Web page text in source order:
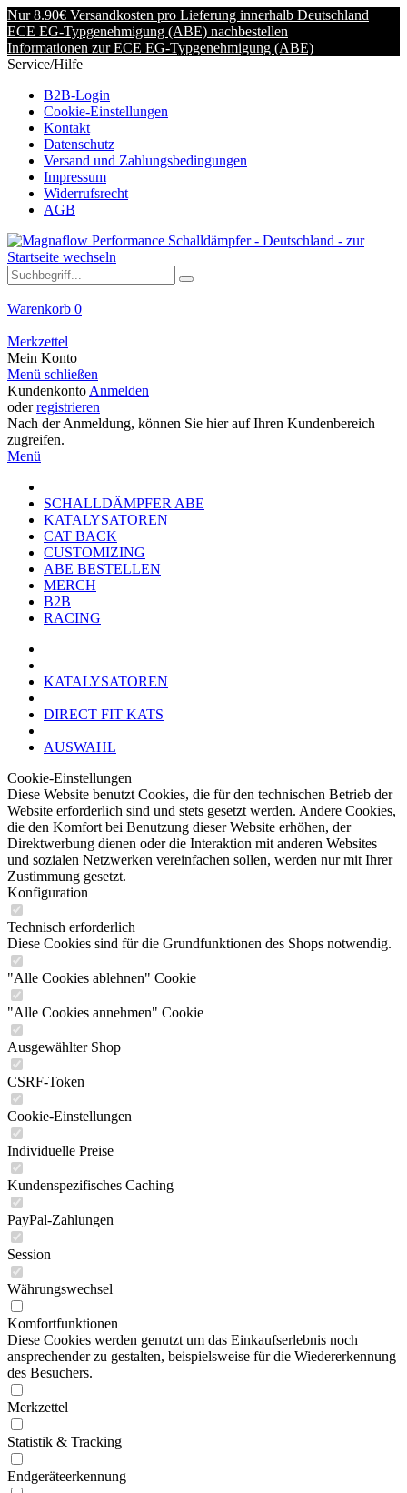
Nur 8.90€ Versandkosten pro Lieferung innerhalb Deutschland
ECE EG-Typgenehmigung (ABE) nachbestellen
Informationen zur ECE EG-Typgenehmigung (ABE)
Service/Hilfe
B2B-Login
Cookie-Einstellungen
Kontakt
Datenschutz
Versand und Zahlungsbedingungen
Impressum
Widerrufsrecht
AGB
Warenkorb 0
Merkzettel
Mein Konto
Menü schließen
Kundenkonto Anmelden
oderregistrieren
Nach der Anmeldung, können Sie hier auf Ihren Kundenbereich
zugreifen.
Menü
SCHALLDÄMPFER ABE
KATALYSATOREN
CAT BACK
CUSTOMIZING
ABE BESTELLEN
MERCH
B2B
RACING
KATALYSATOREN
DIRECT FIT KATS
AUSWAHL
Cookie-Einstellungen
Diese Website benutzt Cookies, die für den technischen Betrieb der
Website erforderlich sind und stets gesetzt werden. Andere Cookies,
die den Komfort bei Benutzung dieser Website erhöhen, der
Direktwerbung dienen oder die Interaktion mit anderen Websites
und sozialen Netzwerken vereinfachen sollen, werden nur mit Ihrer
Zustimmung gesetzt.
Konfiguration
Technisch erforderlich
Diese Cookies sind für die Grundfunktionen des Shops notwendig.
"Alle Cookies ablehnen" Cookie
"Alle Cookies annehmen" Cookie
Ausgewählter Shop
CSRF-Token
Cookie-Einstellungen
Individuelle Preise
Kundenspezifisches Caching
PayPal-Zahlungen
Session
Währungswechsel
Komfortfunktionen
Diese Cookies werden genutzt um das Einkaufserlebnis noch
ansprechender zu gestalten, beispielsweise für die Wiedererkennung
des Besuchers.
Merkzettel
Statistik & Tracking
Endgeräteerkennung